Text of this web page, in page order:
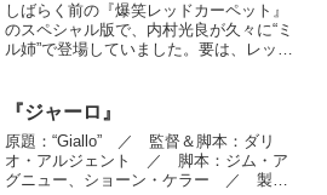
しばらく前の『爆笑レッドカーペット』
のスペシャル版で、内村光良が久々に“ミ
ル姉”で登場していました。要は、レッド
THEATER』がこのスペシャルに組み込ま
れていたため...
『ジャーロ』
原題：“Giallo” ／ 監督＆脚本：ダリ
オ・アルジェント ／ 脚本：ジム・ア
グニュー、ショーン・ケラー ／ 製